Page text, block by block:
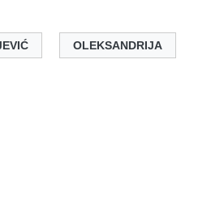
OLEKSANDRIJA